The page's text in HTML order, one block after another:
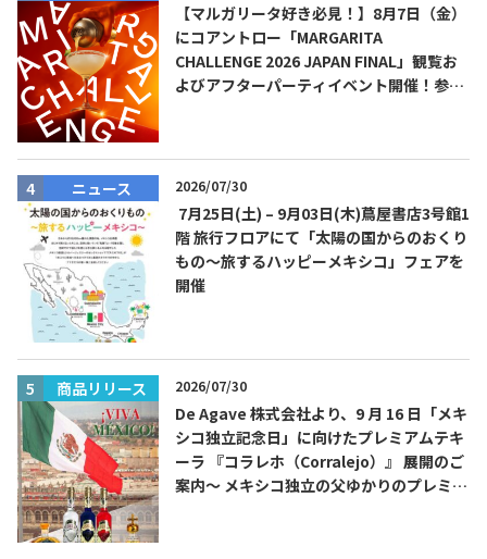
【マルガリータ好き必見！】8月7日（金）
にコアントロー「MARGARITA
CHALLENGE 2026 JAPAN FINAL」観覧お
よびアフターパーティイベント開催！参加
ニュース 2026/07/30
7月25日(土) – 9月03日(木)蔦屋書店3号館1
階 旅行フロアにて「太陽の国からのおくり
もの～旅するハッピーメキシコ」フェアを
開催
商品リリース 2026/07/30
De Agave 株式会社より、9 月 16 日「メキ
シコ独立記念日」に向けたプレミアムテキ
ーラ 『コラレホ（Corralejo）』 展開のご
案内〜 メキシコ独立の父ゆかりのプレミア